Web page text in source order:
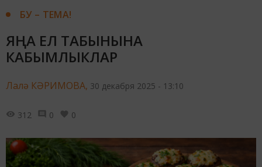
БУ – ТЕМА!
ЯҢА ЕЛ ТАБЫНЫНА
КАБЫМЛЫКЛАР
Лалә КӘРИМОВА, 30 декабря 2025 - 13:10
312 0 0